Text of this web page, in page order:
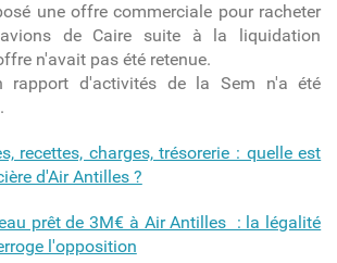
une offre commerciale pour racheter
de Caire suite à la liquidation
n'avait pas été retenue.
rapport d'activités de la Sem n'a été
recettes, charges, trésorerie : quelle est
d'Air Antilles ?
prêt de 3M€ à Air Antilles : la légalité
l'opposition